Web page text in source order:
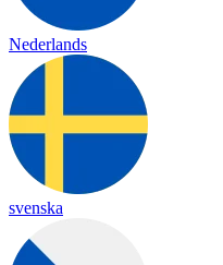
Nederlands
svenska